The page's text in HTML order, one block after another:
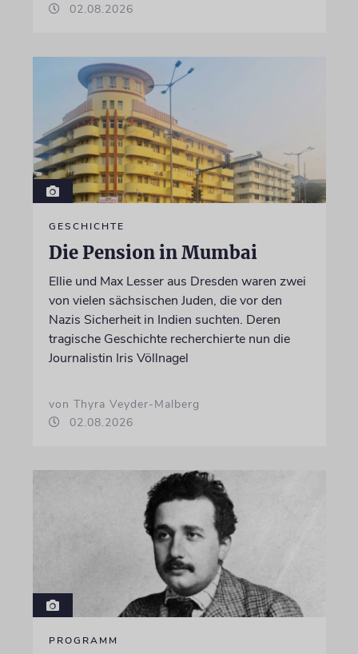
02.08.2026
GESCHICHTE
Die Pension in Mumbai
Ellie und Max Lesser aus Dresden waren zwei
von vielen sächsischen Juden, die vor den
Nazis Sicherheit in Indien suchten. Deren
tragische Geschichte recherchierte nun die
Journalistin Iris Völlnagel
von Thyra Veyder-Malberg
02.08.2026
PROGRAMM